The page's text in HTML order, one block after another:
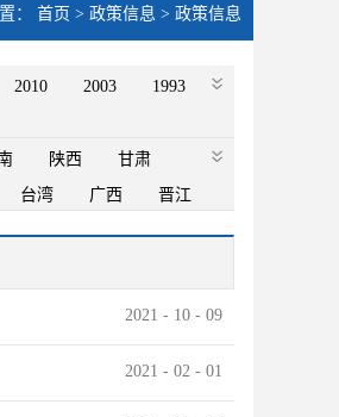
： 首页 > 政策信息 > 政策信息
2010 2003
1993
陕西
甘肃
台湾 广西 晋江
2021 - 10 - 09
2021 - 02 - 01